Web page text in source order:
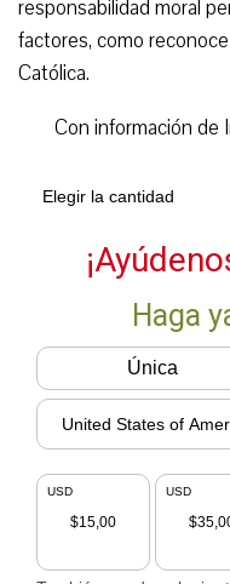
responsabilidad moral
factores, como
Católica.
Con información de